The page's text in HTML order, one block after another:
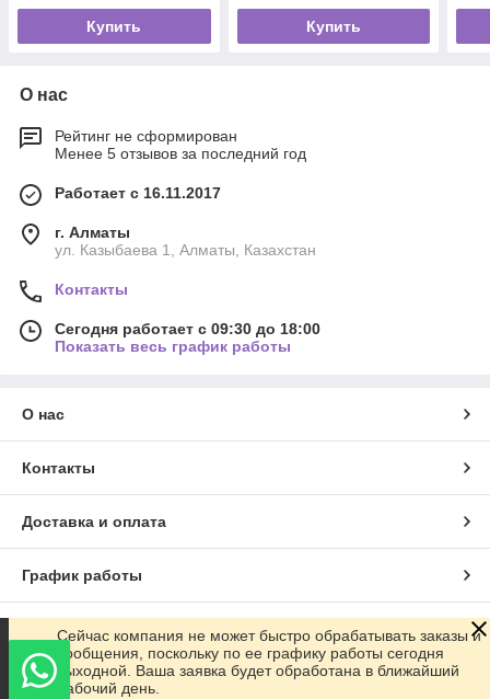
Купить Купить
О нас
Рейтинг не сформирован
Менее 5 отзывов за последний год
Работает с 16.11.2017
г. Алматы
ул. Казыбаева 1, Алматы, Казахстан
Контакты
Сегодня работает с 09:30 до 18:00
Показать весь график работы
О нас
Контакты
Доставка и оплата
График работы
Полная версия сайта
Сайт создан на маркетплейсе Satu.kz
Сейчас компания не может быстро обрабатывать заказы и
сообщения, поскольку по ее графику работы сегодня
выходной. Ваша заявка будет обработана в ближайший
рабочий день.